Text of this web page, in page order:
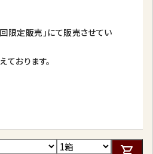
定販売」にて販売させてい
おります。